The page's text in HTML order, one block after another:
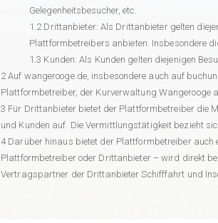
Gelegenheitsbesucher, etc.
Drittanbieter: Als Drittanbieter gelten
Plattformbetreibers anbieten. Insbesondere
Kunden: Als Kunden gelten diejenigen
Auf wangerooge.de, insbesondere auch auf
Plattformbetreiber, der Kurverwaltung Wangerooge
Für Drittanbieter bietet der Plattformbetreiber die
und Kunden auf. Die Vermittlungstätigkeit bezieht
Darüber hinaus bietet der Plattformbetreiber
Plattformbetreiber oder Drittanbieter – wird direkt
Vertragspartner der Drittanbieter Schifffahrt und